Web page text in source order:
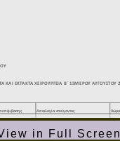
in Full Screen